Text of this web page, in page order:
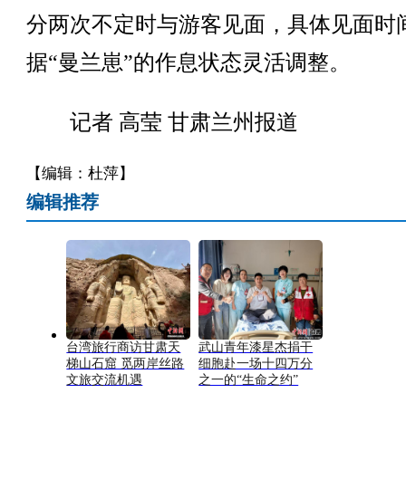
分两次不定时与游客见面，具体见面时
据“曼兰崽”的作息状态灵活调整。
记者 高莹 甘肃兰州报道
【编辑：杜萍】
编辑推荐
台湾旅行商访甘肃天
梯山石窟 觅两岸丝路
文旅交流机遇
武山青年漆星杰捐干
细胞赴一场十四万分
之一的“生命之约”